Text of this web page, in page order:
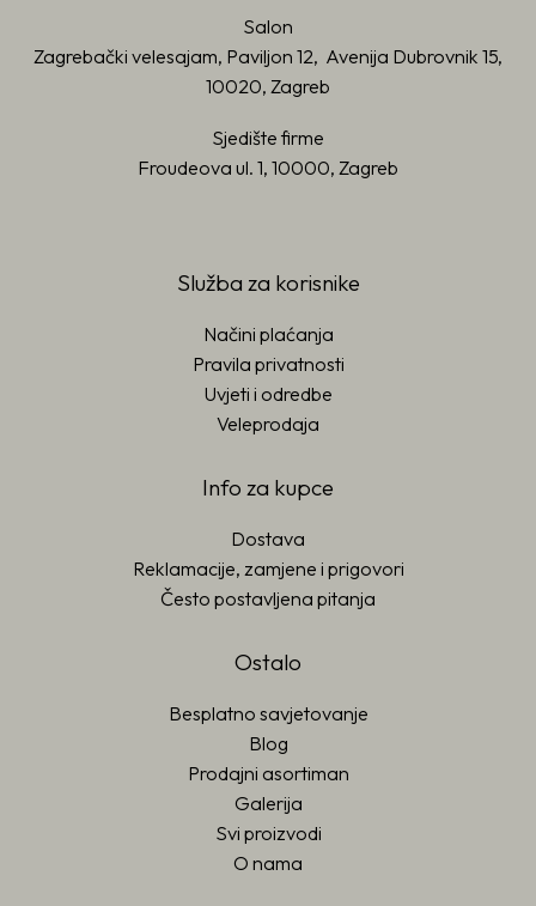
Salon
Zagrebački velesajam, Paviljon 12, Avenija Dubrovnik 15,
10020, Zagreb
Sjedište firme
Froudeova ul. 1, 10000, Zagreb
Služba za korisnike
Načini plaćanja
Pravila privatnosti
Uvjeti i odredbe
Veleprodaja
Info za kupce
Dostava
Reklamacije, zamjene i prigovori
Često postavljena pitanja
Ostalo
Besplatno savjetovanje
Blog
Prodajni asortiman
Galerija
Svi proizvodi
O nama